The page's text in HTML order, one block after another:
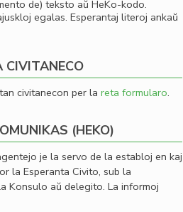
de) teksto aŭ HeKo-kodo.
egalas. Esperantaj literoj ankaŭ
CIVITANECO
civitanecon per la reta formularo.
(HEKO)
je la servo de la establoj en kaj
la Esperanta Civito, sub la
Konsulo aŭ delegito. La informoj